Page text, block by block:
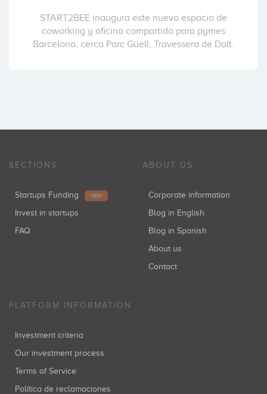
START2BEE inaugura este nuevo espacio de
coworking y oficina compartida para pymes
Barcelona, cerca Parc Güell‬, Travessera de Dalt.
SECTIONS
Startups Funding NEW
Invest in startups
FAQ
ABOUT US
Corporate information
Blog in English
Blog in Spanish
About us
Contact
PLATFORM INFORMATION
Investment criteria
Our investment process
Terms of Service
Política de reclamaciones